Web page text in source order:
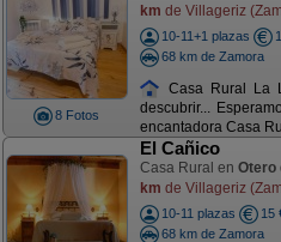
8 Fotos
km de Villageriz
10-11+1 plazas
68 km de Zamora
Casa Rural La
descubrir...
encantadora Casa
El Cañico
Casa Rural en Otero
km de Villageriz
10-11 plazas
15
68 km de Zamora